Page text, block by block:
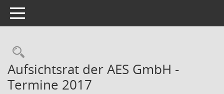
Toggle navigation
Rechercheauswahl
Aufsichtsrat der AES GmbH -
Termine 2017